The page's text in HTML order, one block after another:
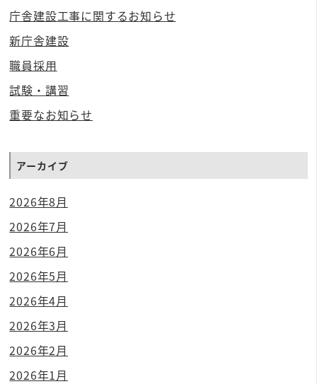
庁舎建設工事に関するお知らせ
新庁舎建設
職員採用
試験・講習
重要なお知らせ
アーカイブ
2026年8月
2026年7月
2026年6月
2026年5月
2026年4月
2026年3月
2026年2月
2026年1月